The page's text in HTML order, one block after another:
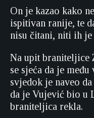
On je kazao kako
ispitivan ranije, te
nisu čitani, niti ih je
Na upit braniteljice
se sjeća da je
svjedok je naveo
da je Vujević bio u
braniteljica rekla.